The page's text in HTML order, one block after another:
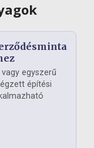
egyszerű
építési